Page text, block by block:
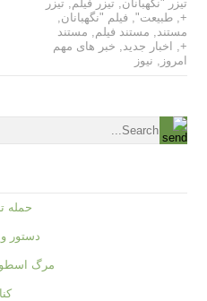
تیزر "نگهبانان, تیزر فیلم, تیزر
+
,طبیعت",فیلم "نگهبانان,
مستند, مستند فیلم, مستند
+
, اخبار جدید, خبر های مهم
امروز , نیوز
حمله
دستور
مرگ